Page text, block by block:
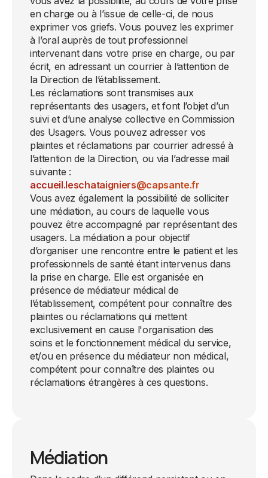
en charge ou à l’issue de celle-ci, de nous
exprimer vos griefs. Vous pouvez les exprimer
à l’oral auprès de tout professionnel
intervenant dans votre prise en charge, ou par
écrit, en adressant un courrier à l’attention de
la Direction de l’établissement.
Les réclamations sont transmises aux
représentants des usagers, et font l’objet d’un
suivi et d’une analyse collective en Commission
des Usagers. Vous pouvez adresser vos
plaintes et réclamations par courrier adressé à
l’attention de la Direction, ou via l’adresse mail
suivante :
accueil.leschataigniers@capsante.fr
Vous avez également la possibilité de solliciter
une médiation, au cours de laquelle vous
pouvez être accompagné par représentant des
usagers. La médiation a pour objectif
d’organiser une rencontre entre le patient et les
professionnels de santé étant intervenus dans
la prise en charge. Elle est organisée en
présence de médiateur médical de
l’établissement, compétent pour connaître des
plaintes ou réclamations qui mettent
exclusivement en cause l'organisation des
soins et le fonctionnement médical du service,
et/ou en présence du médiateur non médical,
compétent pour connaître des plaintes ou
réclamations étrangères à ces questions.
Médiation